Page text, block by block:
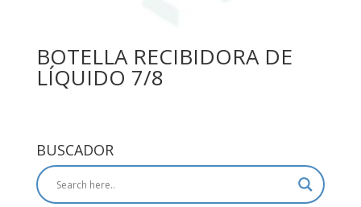
BOTELLA RECIBIDORA DE
LÍQUIDO 7/8
BUSCADOR